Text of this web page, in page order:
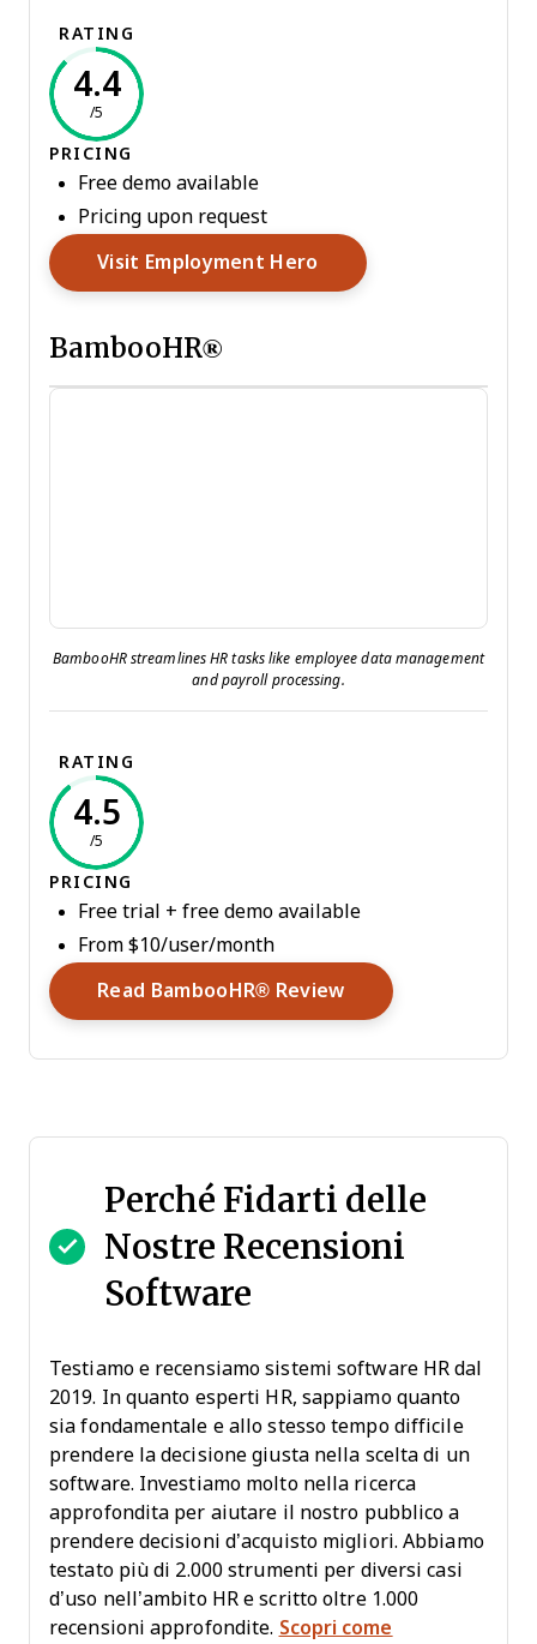
RATING
4.4
/5
PRICING
Free demo available
Pricing upon request
Visit Employment Hero Opens New Window
BambooHR®
BambooHR streamlines HR tasks like employee data management
and payroll processing.
RATING
4.5
/5
PRICING
Free trial + free demo available
From $10/user/month
Read BambooHR® ReviewOpens New Window
Perché Fidarti delle
Nostre Recensioni
Software
Testiamo e recensiamo sistemi software HR dal
2019. In quanto esperti HR, sappiamo quanto
sia fondamentale e allo stesso tempo difficile
prendere la decisione giusta nella scelta di un
software. Investiamo molto nella ricerca
approfondita per aiutare il nostro pubblico a
prendere decisioni d’acquisto migliori. Abbiamo
testato più di 2.000 strumenti per diversi casi
d’uso nell’ambito HR e scritto oltre 1.000
recensioni approfondite. Scopri come